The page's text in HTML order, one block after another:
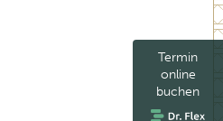
Termin
online
buchen